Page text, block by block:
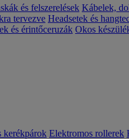
és felszerelések Kábelek,
tervezve Headsetek és
és érintőceruzák Okos
kerékpárok Elektromos rollerek